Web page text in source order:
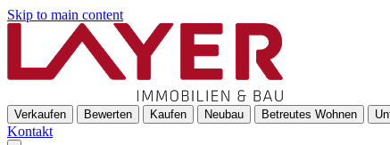
Skip to main content
Verkaufen Bewerten Kaufen Neubau Betreutes Wohnen
Kontakt